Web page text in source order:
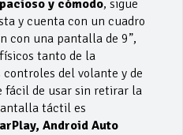
y cómodo, sigue
y cuenta con un cuadro
con una pantalla de 9”,
tanto de la
del volante y de
fácil de usar sin retirar la
táctil es
Android Auto